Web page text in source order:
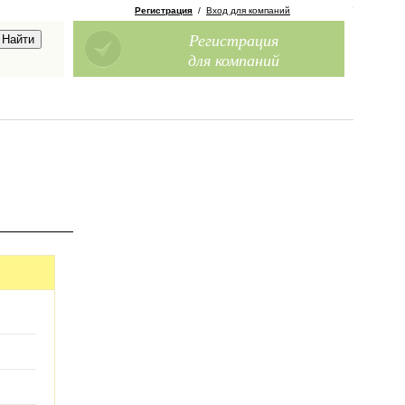
Регистрация / Вход для компаний
Регистрация
для компаний